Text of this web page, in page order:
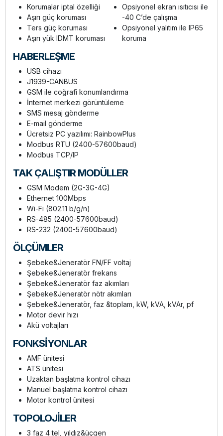
Korumalar iptal özelliği
Aşırı güç koruması
Ters güç koruması
Aşırı yük IDMT koruması
Opsiyonel ekran ısıtıcısı ile
-40 C’de çalışma
Opsiyonel yalıtım ile IP65
koruma
HABERLEŞME
USB cihazı
J1939-CANBUS
GSM ile coğrafi konumlandırma
İnternet merkezi görüntüleme
SMS mesaj gönderme
E-mail gönderme
Ücretsiz PC yazılımı: RainbowPlus
Modbus RTU (2400-57600baud)
Modbus TCP/IP
TAK ÇALIŞTIR MODÜLLER
GSM Modem (2G-3G-4G)
Ethernet 100Mbps
Wi-Fi (802.11 b/g/n)
RS-485 (2400-57600baud)
RS-232 (2400-57600baud)
ÖLÇÜMLER
Şebeke&Jeneratör FN/FF voltaj
Şebeke&Jeneratör frekans
Şebeke&Jeneratör faz akımları
Şebeke&Jeneratör nötr akımları
Şebeke&Jeneratör, faz &toplam, kW, kVA, kVAr, pf
Motor devir hızı
Akü voltajları
FONKSİYONLAR
AMF ünitesi
ATS ünitesi
Uzaktan başlatma kontrol cihazı
Manuel başlatma kontrol cihazı
Motor kontrol ünitesi
TOPOLOJİLER
3 faz 4 tel, yıldız&üçgen